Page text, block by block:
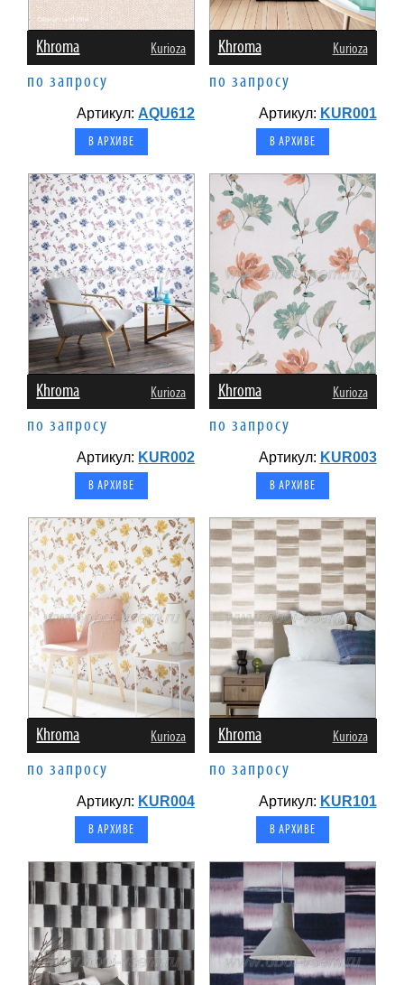
Khroma Kurioza
по запросу
Артикул: AQU612
В АРХИВЕ
Khroma Kurioza
по запросу
Артикул: KUR001
В АРХИВЕ
Khroma Kurioza
по запросу
Артикул: KUR002
В АРХИВЕ
Khroma Kurioza
по запросу
Артикул: KUR003
В АРХИВЕ
Khroma Kurioza
по запросу
Артикул: KUR004
В АРХИВЕ
Khroma Kurioza
по запросу
Артикул: KUR101
В АРХИВЕ